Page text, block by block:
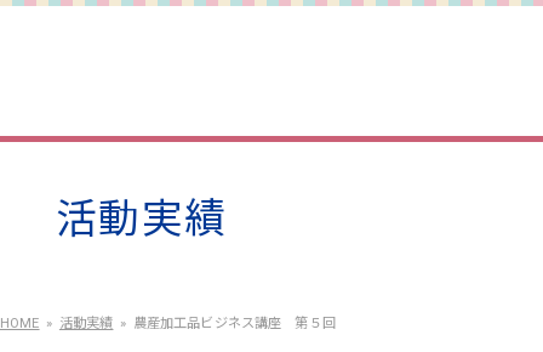
活動実績
HOME 活動実績 農産加工品ビジネス講座 第５回